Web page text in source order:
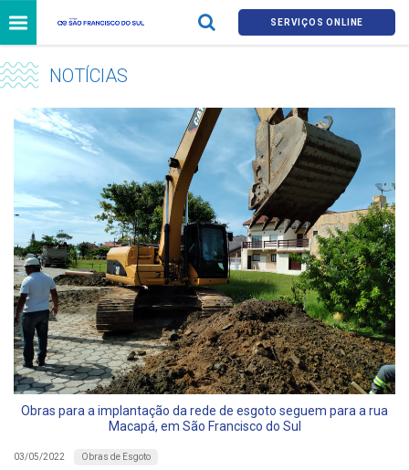
SERVIÇOS ONLINE
NOTÍCIAS
Obras para a implantação da rede de esgoto seguem para a rua
Macapá, em São Francisco do Sul
03/05/2022 Obras de Esgoto